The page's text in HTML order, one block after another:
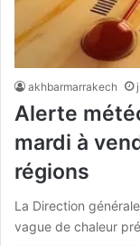
akhbarmarrakech
Alerte
mardi à
régions
La Direction
vague de chaleur